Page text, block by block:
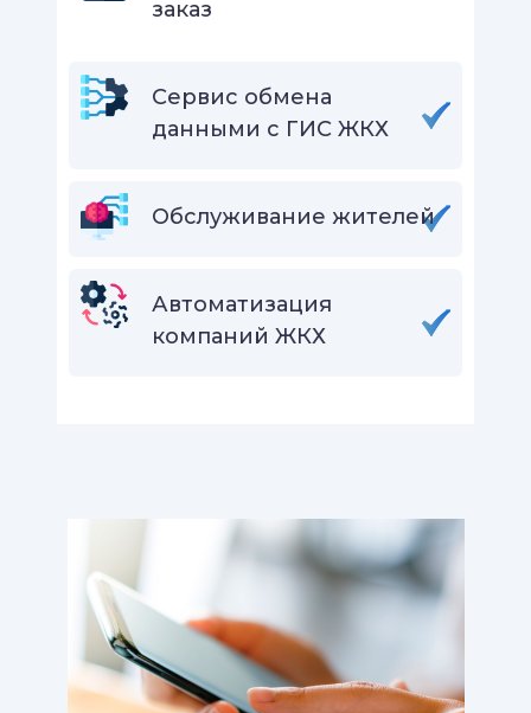
Автоматизация
компаний ЖКХ
Обслуживание жителей
Сервис обмена
данными с ГИС ЖКХ
заказ